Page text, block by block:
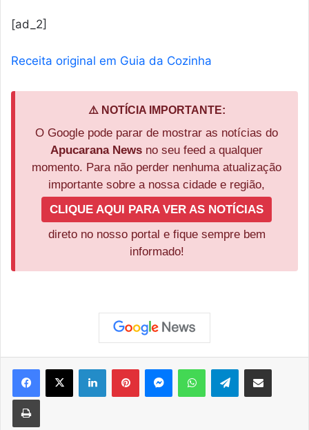
[ad_2]
Receita original em Guia da Cozinha
⚠️ NOTÍCIA IMPORTANTE:
O Google pode parar de mostrar as notícias do
Apucarana News no seu feed a qualquer
momento. Para não perder nenhuma atualização
importante sobre a nossa cidade e região,
CLIQUE AQUI PARA VER AS NOTÍCIAS
direto no nosso portal e fique sempre bem
informado!
Facebook
X LinkedinPinterestMessengerWhatsAppTelegramCompartilhar via e-mail
Imprimir